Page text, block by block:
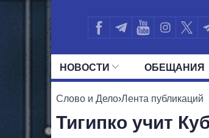
НОВОСТИ ОБЕЩАНИЯ
ВСЕ ПОЛИТИКИ
Слово и Дело›Лента публикаций
Тигипко учит